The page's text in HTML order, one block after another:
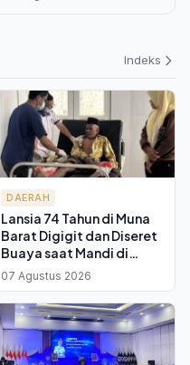
Indeks
DAERAH
Lansia 74 Tahun di Muna
Barat Digigit dan Diseret
Buaya saat Mandi di
Sungai Tiworo, Selamat
Setelah Tusuk Mata Reptil
Itu
07 Agustus 2026